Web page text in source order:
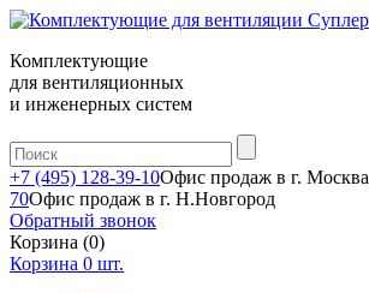
Комплектующие
для вентиляционных
и инженерных систем
+7 (495) 128-39-10Офис продаж в г. Москва
70Офис продаж в г. Н.Новгород
Обратный звонок
Корзина (0)
Корзина 0 шт.